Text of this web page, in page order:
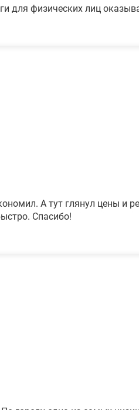
для физических лиц
А тут глянул цены и
Спасибо!